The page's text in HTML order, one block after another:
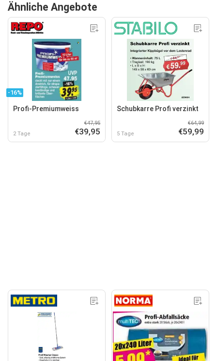
Ähnliche Angebote
-16%
Profi-Premiumweiss
2 Tage
€47,95
€39,95
Schubkarre Profi verzinkt
5 Tage
€64,99
€59,99